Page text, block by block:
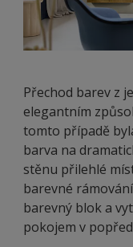
Přechod barev z
elegantním
tomto případě
barva na
stěnu přilehlé
barevné
barevný blok a
pokojem v